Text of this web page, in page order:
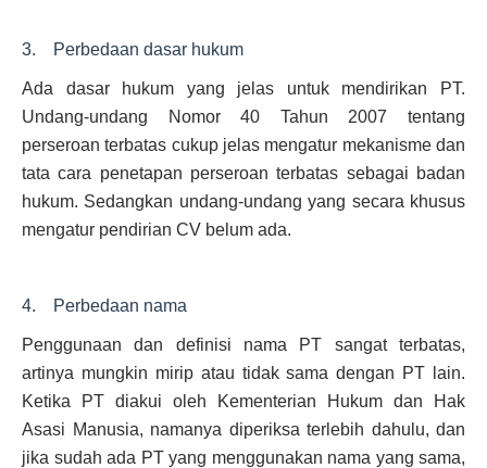
3. Perbedaan dasar hukum
Ada dasar hukum yang jelas untuk mendirikan PT.
Undang-undang Nomor 40 Tahun 2007 tentang
perseroan terbatas cukup jelas mengatur mekanisme dan
tata cara penetapan perseroan terbatas sebagai badan
hukum. Sedangkan undang-undang yang secara khusus
mengatur pendirian CV belum ada.
4. Perbedaan nama
Penggunaan dan definisi nama PT sangat terbatas,
artinya mungkin mirip atau tidak sama dengan PT lain.
Ketika PT diakui oleh Kementerian Hukum dan Hak
Asasi Manusia, namanya diperiksa terlebih dahulu, dan
jika sudah ada PT yang menggunakan nama yang sama,